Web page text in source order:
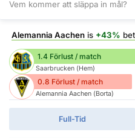
Vem kommer att släppa in mål?
Alemannia Aachen is +43%
1.4 Förlust / match
Saarbrucken (Hem)
0.8 Förlust / match
Alemannia Aachen (Borta)
Full-Tid